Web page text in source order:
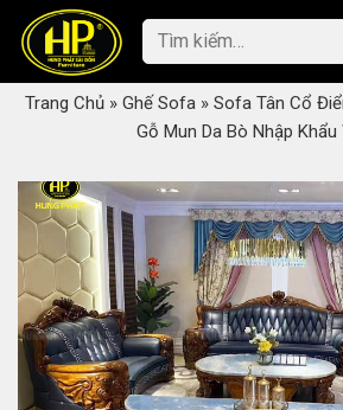
content
Tìm
kiếm:
Trang Chủ » Ghế Sofa » Sofa Tân Cổ
Gỗ Mun Da Bò Nhập Khẩu